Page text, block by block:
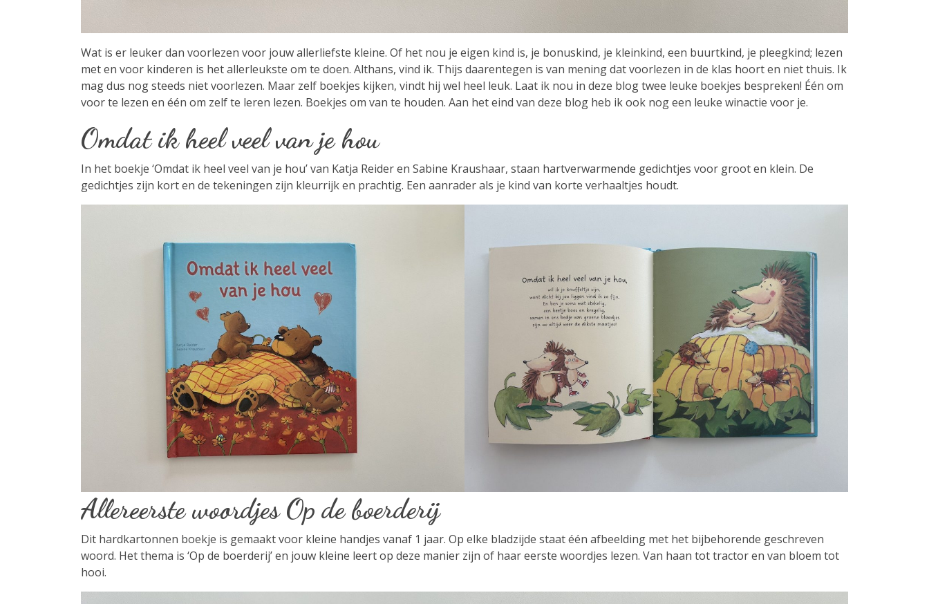
Wat is er leuker dan voorlezen voor jouw allerliefste kleine. Of het nou je eigen kind is, je bonuskind, je kleinkind, een buurtkind, je pleegkind; lezen
met en voor kinderen is het allerleukste om te doen. Althans, vind ik. Thijs daarentegen is van mening dat voorlezen in de klas hoort en niet thuis. Ik
mag dus nog steeds niet voorlezen. Maar zelf boekjes kijken, vindt hij wel heel leuk. Laat ik nou in deze blog twee leuke boekjes bespreken! Één om
voor te lezen en één om zelf te leren lezen. Boekjes om van te houden. Aan het eind van deze blog heb ik ook nog een leuke winactie voor je.
Omdat ik heel veel van je hou
In het boekje ‘Omdat ik heel veel van je hou’ van Katja Reider en Sabine Kraushaar, staan hartverwarmende gedichtjes voor groot en klein. De
gedichtjes zijn kort en de tekeningen zijn kleurrijk en prachtig. Een aanrader als je kind van korte verhaaltjes houdt.
Allereerste woordjes Op de boerderij
Dit hardkartonnen boekje is gemaakt voor kleine handjes vanaf 1 jaar. Op elke bladzijde staat één afbeelding met het bijbehorende geschreven
woord. Het thema is ‘Op de boerderij’ en jouw kleine leert op deze manier zijn of haar eerste woordjes lezen. Van haan tot tractor en van bloem tot
hooi.